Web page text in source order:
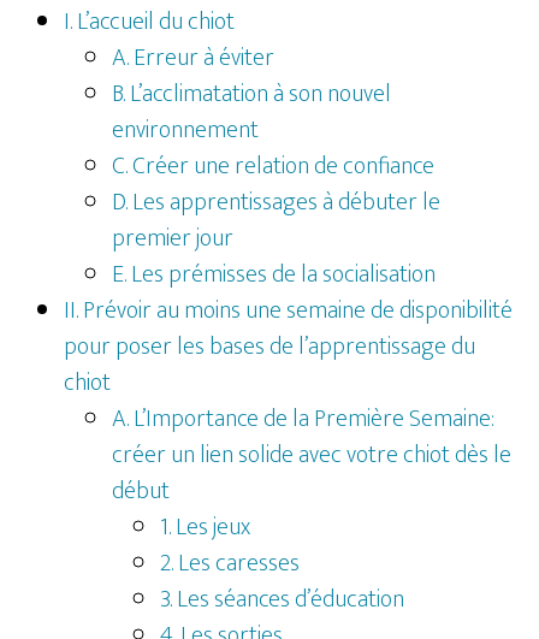
I. L’accueil du chiot
A. Erreur à éviter
B. L’acclimatation à son nouvel
environnement
C. Créer une relation de confiance
D. Les apprentissages à débuter le
premier jour
E. Les prémisses de la socialisation
II. Prévoir au moins une semaine de disponibilité
pour poser les bases de l’apprentissage du
chiot
A. L’Importance de la Première Semaine:
créer un lien solide avec votre chiot dès le
début
1. Les jeux
2. Les caresses
3. Les séances d’éducation